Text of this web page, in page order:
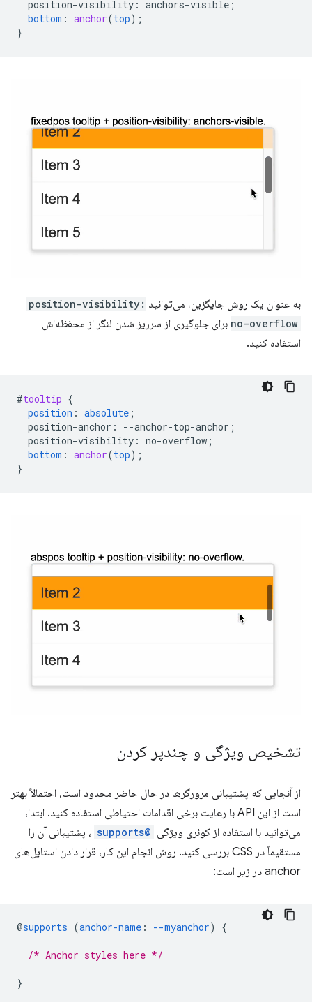
position-visibility : anchors-visible ;
bottom : anchor(top);
}
به عنوان یک روش جایگزین، می‌توانید position-visibility:
no-overflow برای جلوگیری از سرریز شدن لنگر از محفظه‌اش
استفاده کنید.
#tooltip {
position : absolute ;
position-anchor : --anchor-top-anchor ;
position-visibility : no-overflow ;
bottom : anchor(top);
}
تشخیص ویژگی و چندپر کردن
از آنجایی که پشتیبانی مرورگرها در حال حاضر محدود است، احتمالاً بهتر
است از این API با رعایت برخی اقدامات احتیاطی استفاده کنید. ابتدا،
می‌توانید با استفاده از کوئری ویژگی @supports
، پشتیبانی آن را
مستقیماً در CSS بررسی کنید. روش انجام این کار، قرار دادن استایل‌های
anchor در زیر است:
@supports (anchor-name : --myanchor) {
/* Anchor styles here */
}